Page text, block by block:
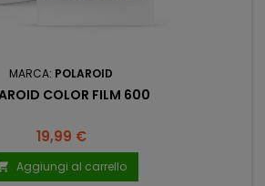
MARCA: POLAROID
COLOR FILM 600
Prezzo
19,99 €
Aggiungi al carrello